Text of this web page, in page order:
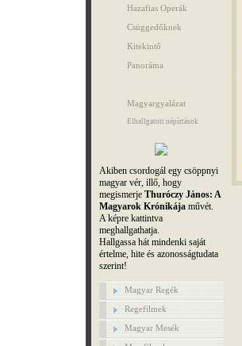
Hazafias Operák
Csüggedőknek
Kitekintő
Panoráma
Magyargyalázat
Elhallgatott népírtások
Akiben csordogál egy csöppnyi
magyar vér, illő, hogy
megismerje Thuróczy János: A
Magyarok Krónikájaművét.
A képre kattintva
meghallgathatja.
Hallgassa hát mindenki saját
értelme, hite és azonosságtudata
szerint!
Magyar Regék
Regefilmek
Magyar Mesék